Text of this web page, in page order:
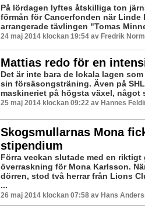
På lördagen lyftes åtskilliga ton
förmån för Cancerfonden när
arrangerade tävlingen "Tomas
24 maj 2014 klockan 19:54 av Fredrik
Mattias redo för en
Det är inte bara de lokala lagen
sin försäsongsträning. Även på
maskineriet på högsta växel, något
25 maj 2014 klockan 09:22 av Hannes
Skogsmullarnas Mona
stipendium
Förra veckan slutade med en riktigt
överraskning för Mona Karlsson.
dörren, stod två herrar från Lions
...
26 maj 2014 klockan 07:58 av Hans